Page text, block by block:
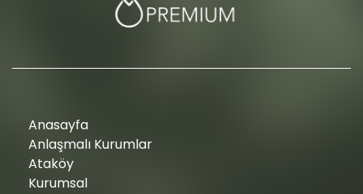
Anasayfa
Anlaşmalı Kurumlar
Ataköy
Kurumsal